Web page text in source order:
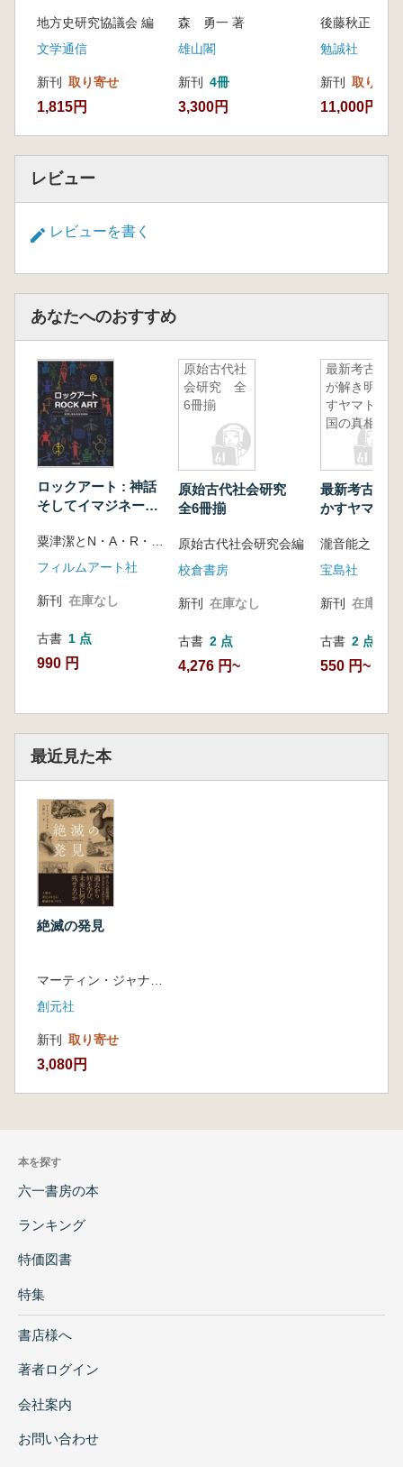
デカン・トラップ/宇宙から突然降ってきた新
しい仮説/火山活動 vs 隕石衝突?/恐竜の多様性
動物化石の分類の難しさ/国立科学博物館のパ
キケファロサウルス/小天体(隕石)説への合意形
成/さらに長期間の傾向をさぐる/恐竜が教えて
くれること/さいごに
コラム
地方史研究協議会 編
文学通信
新刊 取り寄せ
1,815円
森 勇一 著
雄山閣
新刊 4冊
3,300円
後藤秋正 著
勉誠社
新刊 取り寄せ
11,000円
レビュー
レビューを書く
あなたへのおすすめ
ロックアート : 神話
そしてイマジネーシ
フィルムアート社
新刊 在庫なし
古書 1 点
990 円
原始古代社
会研究 全
6冊揃
原始古代社会研究
全6冊揃
原始古代社会研究会編
校倉書房
新刊 在庫なし
古書 2 点
4,276 円~
最新考古学
が解き明か
すヤマト建
国の真相
最新考古学
かすヤマト
瀧音能之 監修
宝島社
新刊 在庫なし
古書 2 点
550 円~
最近見た本
絶滅の発見
創元社
新刊 取り寄せ
3,080円
本を探す
六一書房の本
ランキング
特価図書
特集
書店様へ
著者ログイン
会社案内
お問い合わせ